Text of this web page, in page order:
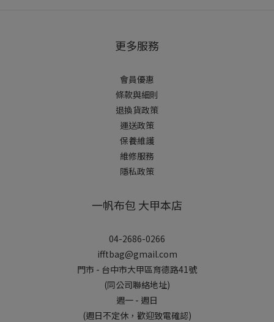
更多服務
會員優惠
條款與細則
退換貨政策
運送政策
保養維護
維修服務
隱私政策
一帆布包 大甲本店
04-2686-0266
ifftbag@gmail.com
門市 - 台中市大甲區育德路41號
(同公司聯絡地址)
週一 - 週日
(週日不定休，歡迎致電確認)